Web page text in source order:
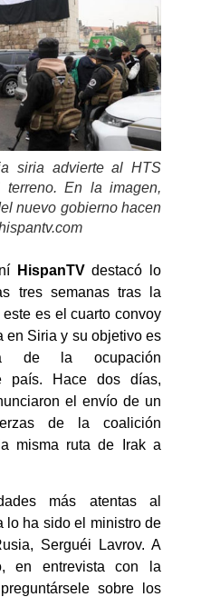
siria advierte al HTS
En la imagen,
nuevo gobierno hacen
HispanTVdestacó lo
tres semanas tras la
es el cuarto convoy
en Siria y su objetivo es
de la ocupación
país. Hace dos días,
el envío de un
de la coalición
misma ruta de Irak a
más atentas al
lo ha sido el ministro de
Serguéi Lavrov. A
en entrevista con la
sobre los